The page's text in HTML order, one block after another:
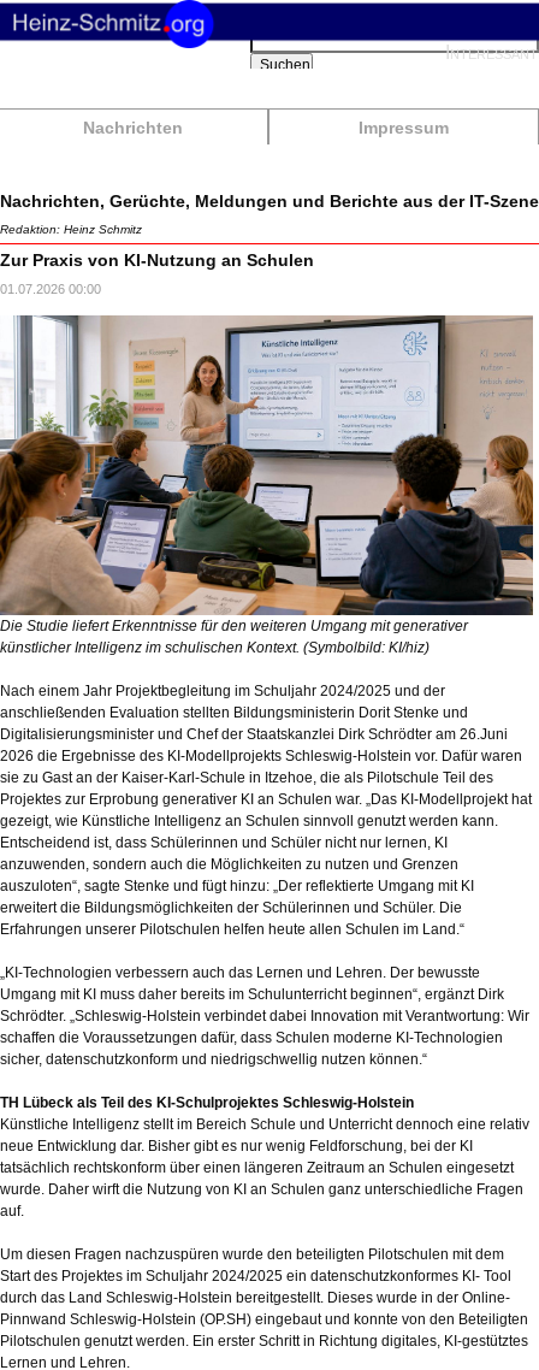
Nachrichten Impressum
Suchbegriffe
Suchen
Nachrichten, Gerüchte, Meldungen und Berichte aus der IT-Szene
Redaktion: Heinz Schmitz
Zur Praxis von KI-Nutzung an Schulen
01.07.2026 00:00
Die Studie liefert Erkenntnisse für den weiteren Umgang mit generativer
künstlicher Intelligenz im schulischen Kontext. (Symbolbild: KI/hiz)
Nach einem Jahr Projektbegleitung im Schuljahr 2024/2025 und der
anschließenden Evaluation stellten Bildungsministerin Dorit Stenke und
Digitalisierungsminister und Chef der Staatskanzlei Dirk Schrödter am 26.Juni
2026 die Ergebnisse des KI-Modellprojekts Schleswig-Holstein vor. Dafür waren
sie zu Gast an der Kaiser-Karl-Schule in Itzehoe, die als Pilotschule Teil des
Projektes zur Erprobung generativer KI an Schulen war. „Das KI-Modellprojekt hat
gezeigt, wie Künstliche Intelligenz an Schulen sinnvoll genutzt werden kann.
Entscheidend ist, dass Schülerinnen und Schüler nicht nur lernen, KI
anzuwenden, sondern auch die Möglichkeiten zu nutzen und Grenzen
auszuloten“, sagte Stenke und fügt hinzu: „Der reflektierte Umgang mit KI
erweitert die Bildungsmöglichkeiten der Schülerinnen und Schüler. Die
Erfahrungen unserer Pilotschulen helfen heute allen Schulen im Land.“
„KI-Technologien verbessern auch das Lernen und Lehren. Der bewusste
Umgang mit KI muss daher bereits im Schulunterricht beginnen“, ergänzt Dirk
Schrödter. „Schleswig-Holstein verbindet dabei Innovation mit Verantwortung: Wir
schaffen die Voraussetzungen dafür, dass Schulen moderne KI-Technologien
sicher, datenschutzkonform und niedrigschwellig nutzen können.“
TH Lübeck als Teil des KI-Schulprojektes Schleswig-Holstein
Künstliche Intelligenz stellt im Bereich Schule und Unterricht dennoch eine relativ
neue Entwicklung dar. Bisher gibt es nur wenig Feldforschung, bei der KI
tatsächlich rechtskonform über einen längeren Zeitraum an Schulen eingesetzt
wurde. Daher wirft die Nutzung von KI an Schulen ganz unterschiedliche Fragen
auf.
Um diesen Fragen nachzuspüren wurde den beteiligten Pilotschulen mit dem
Start des Projektes im Schuljahr 2024/2025 ein datenschutzkonformes KI- Tool
durch das Land Schleswig-Holstein bereitgestellt. Dieses wurde in der Online-
Pinnwand Schleswig-Holstein (OP.SH) eingebaut und konnte von den Beteiligten
Pilotschulen genutzt werden. Ein erster Schritt in Richtung digitales, KI-gestütztes
Lernen und Lehren.